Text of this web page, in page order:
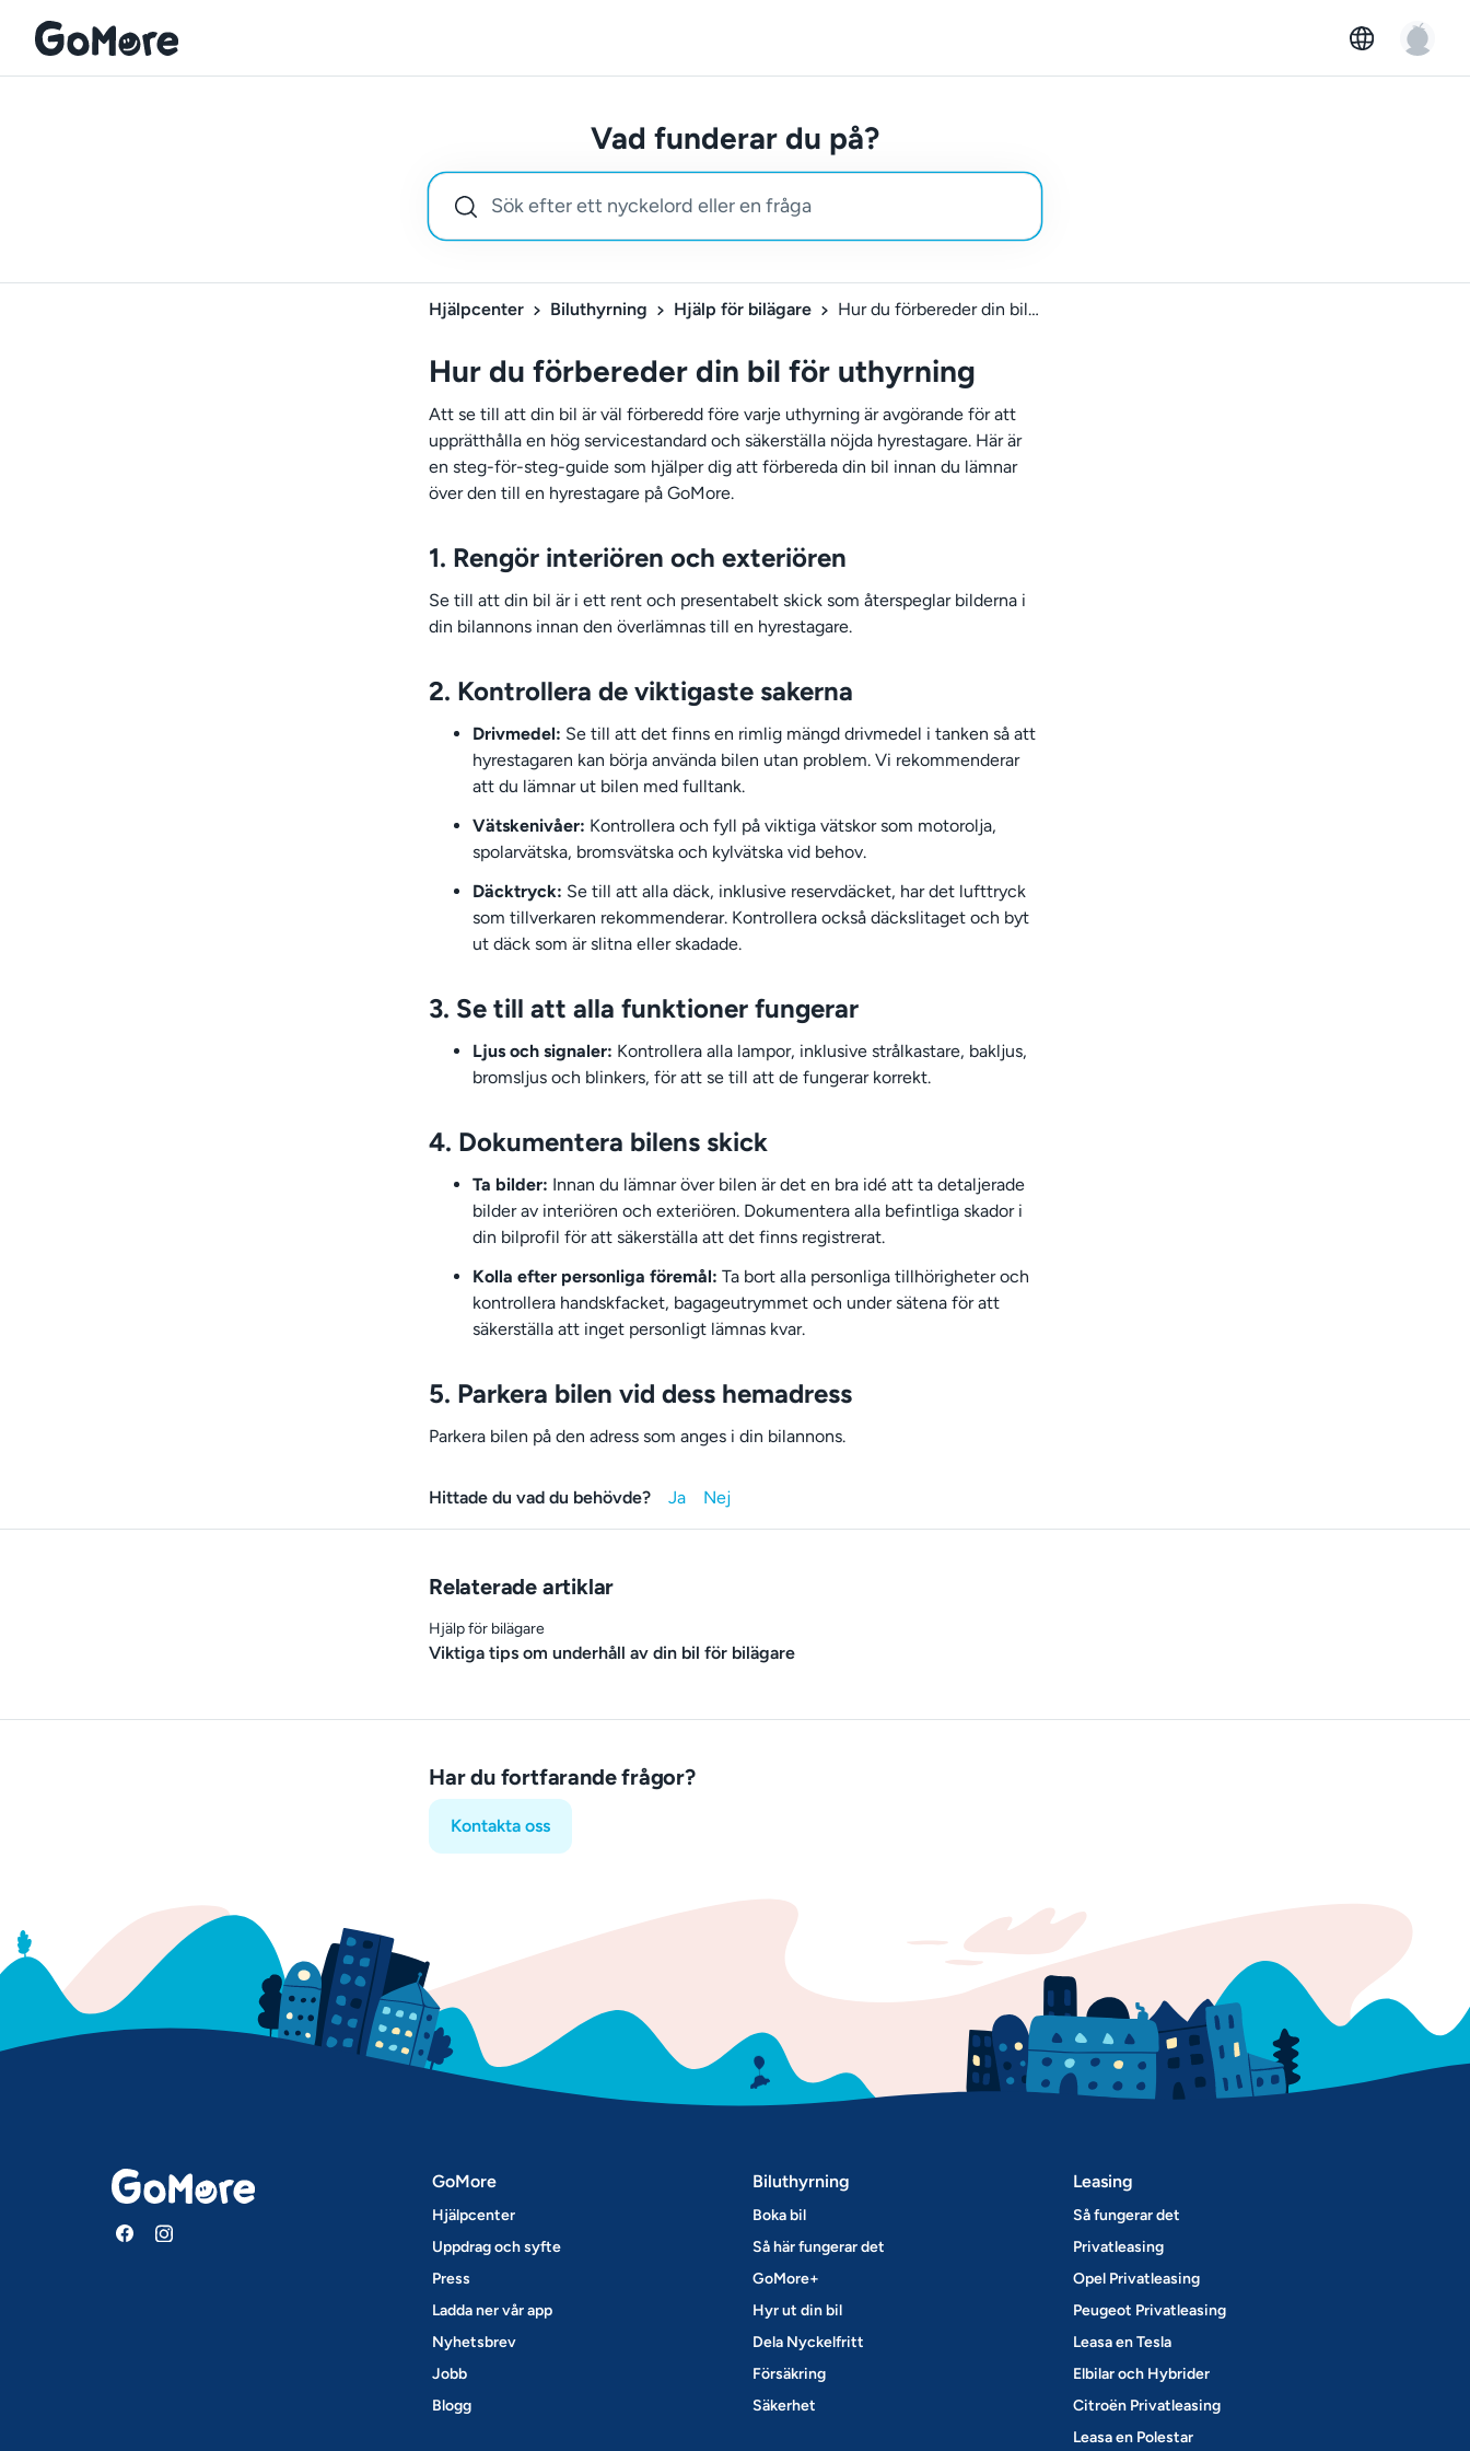
Vad funderar du på?
Hjälpcenter Biluthyrning Hjälp för bilägare Hur du förbereder din bil för uthyrning
Hur du förbereder din bil för uthyrning
Att se till att din bil är väl förberedd före varje uthyrning är avgörande för att
upprätthålla en hög servicestandard och säkerställa nöjda hyrestagare. Här är
en steg-för-steg-guide som hjälper dig att förbereda din bil innan du lämnar
över den till en hyrestagare på GoMore.
1. Rengör interiören och exteriören
Se till att din bil är i ett rent och presentabelt skick som återspeglar bilderna i
din bilannons innan den överlämnas till en hyrestagare.
2. Kontrollera de viktigaste sakerna
Drivmedel: Se till att det finns en rimlig mängd drivmedel i tanken så att
hyrestagaren kan börja använda bilen utan problem. Vi rekommenderar
att du lämnar ut bilen med fulltank.
Vätskenivåer: Kontrollera och fyll på viktiga vätskor som motorolja,
spolarvätska, bromsvätska och kylvätska vid behov.
Däcktryck: Se till att alla däck, inklusive reservdäcket, har det lufttryck
som tillverkaren rekommenderar. Kontrollera också däckslitaget och byt
ut däck som är slitna eller skadade.
3. Se till att alla funktioner fungerar
Ljus och signaler: Kontrollera alla lampor, inklusive strålkastare, bakljus,
bromsljus och blinkers, för att se till att de fungerar korrekt.
4. Dokumentera bilens skick
Ta bilder: Innan du lämnar över bilen är det en bra idé att ta detaljerade
bilder av interiören och exteriören. Dokumentera alla befintliga skador i
din bilprofil för att säkerställa att det finns registrerat.
Kolla efter personliga föremål: Ta bort alla personliga tillhörigheter och
kontrollera handskfacket, bagageutrymmet och under sätena för att
säkerställa att inget personligt lämnas kvar.
5. Parkera bilen vid dess hemadress
Parkera bilen på den adress som anges i din bilannons.
Hittade du vad du behövde?
Relaterade artiklar
Hjälp för bilägare
Viktiga tips om underhåll av din bil för bilägare
Har du fortfarande frågor?
Kontakta oss
GoMore
Hjälpcenter
Uppdrag och syfte
Press
Ladda ner vår app
Nyhetsbrev
Jobb
Blogg
Biluthyrning
Boka bil
Så här fungerar det
GoMore+
Hyr ut din bil
Dela Nyckelfritt
Försäkring
Säkerhet
Leasing
Så fungerar det
Privatleasing
Opel Privatleasing
Peugeot Privatleasing
Leasa en Tesla
Elbilar och Hybrider
Citroën Privatleasing
Leasa en Polestar